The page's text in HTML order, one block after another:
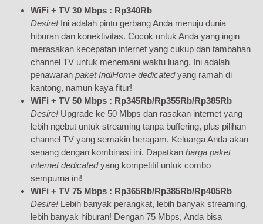
WiFi + TV 30 Mbps : Rp340Rb
Desire! Ini adalah pintu gerbang Anda menuju dunia
hiburan dan konektivitas. Cocok untuk Anda yang ingin
merasakan kecepatan internet yang cukup dan tambahan
channel TV untuk menemani waktu luang. Ini adalah
penawaran paket IndiHome dedicatedyang ramah di
kantong, namun kaya fitur!
WiFi + TV 50 Mbps : Rp345Rb/Rp355Rb/Rp385Rb
Desire! Upgrade ke 50 Mbps dan rasakan internet yang
lebih ngebut untuk streaming tanpa buffering, plus pilihan
channel TV yang semakin beragam. Keluarga Anda akan
senang dengan kombinasi ini. Dapatkan harga paket
internet dedicatedyang kompetitif untuk combo
sempurna ini!
WiFi + TV 75 Mbps : Rp365Rb/Rp385Rb/Rp405Rb
Desire! Lebih banyak perangkat, lebih banyak streaming,
lebih banyak hiburan! Dengan 75 Mbps, Anda bisa